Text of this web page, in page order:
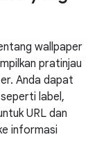
wallpaper
pratinjau
Anda dapat
label,
URL dan
informasi